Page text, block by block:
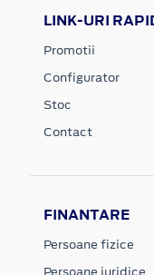
LINK-URI
Promotii
Configurator
Stoc
Contact
FINANTARE
Persoane fizice